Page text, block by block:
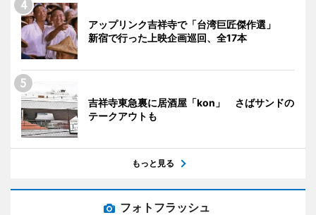
アップリンク吉祥寺で「台湾巨匠傑作選」
新宿で行った上映企画巡回、全17本
吉祥寺東急裏に居酒屋「kon」 さばサンドの
テークアウトも
もっと見る
フォトフラッシュ